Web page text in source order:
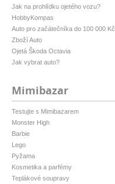
Jak na prohlídku ojetého vozu?
HobbyKompas
Auto pro začátečníka do 100 000 Kč
Zboží Auto
Ojetá Škoda Octavia
Jak vybrat auto?
Mimibazar
Testujte s Mimibazarem
Monster High
Barbie
Lego
Pyžama
Kosmetika a parfémy
Teplákové soupravy